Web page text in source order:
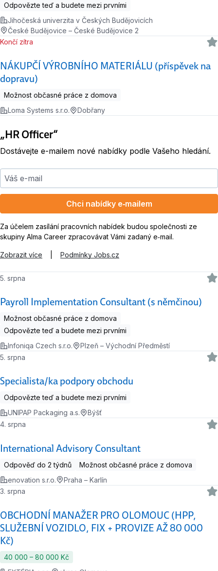
Odpovězte teď a budete mezi prvními
Jihočeská univerzita v Českých Budějovicích
České Budějovice – České Budějovice 2
NÁKUPČÍ VÝROBNÍHO MATERIÁLU (příspěvek na
dopravu)
Končí zítra
Možnost občasné práce z domova
Loma Systems s.r.o.
Dobřany
„HR Officer“
Dostávejte e-mailem nové nabídky podle Vašeho hledání.
Váš e-mail
Chci nabídky e‑mailem
Za účelem zasílání pracovních nabídek budou společnosti ze
skupiny Alma Career zpracovávat Vámi zadaný e‑mail.
Zobrazit více Podmínky Jobs.cz
Payroll Implementation Consultant (s němčinou)
5. srpna
Možnost občasné práce z domova
Odpovězte teď a budete mezi prvními
Infoniqa Czech s.r.o.
Plzeň – Východní Předměstí
Specialista/ka podpory obchodu
5. srpna
Odpovězte teď a budete mezi prvními
UNIPAP Packaging a.s.
Býšť
International Advisory Consultant
4. srpna
Odpověď do 2 týdnů
Možnost občasné práce z domova
enovation s.r.o.
Praha – Karlín
OBCHODNÍ MANAŽER PRO OLOMOUC (HPP,
SLUŽEBNÍ VOZIDLO, FIX + PROVIZE AŽ 80 000
Kč)
3. srpna
40 000 ‍–‍ 80 000 Kč